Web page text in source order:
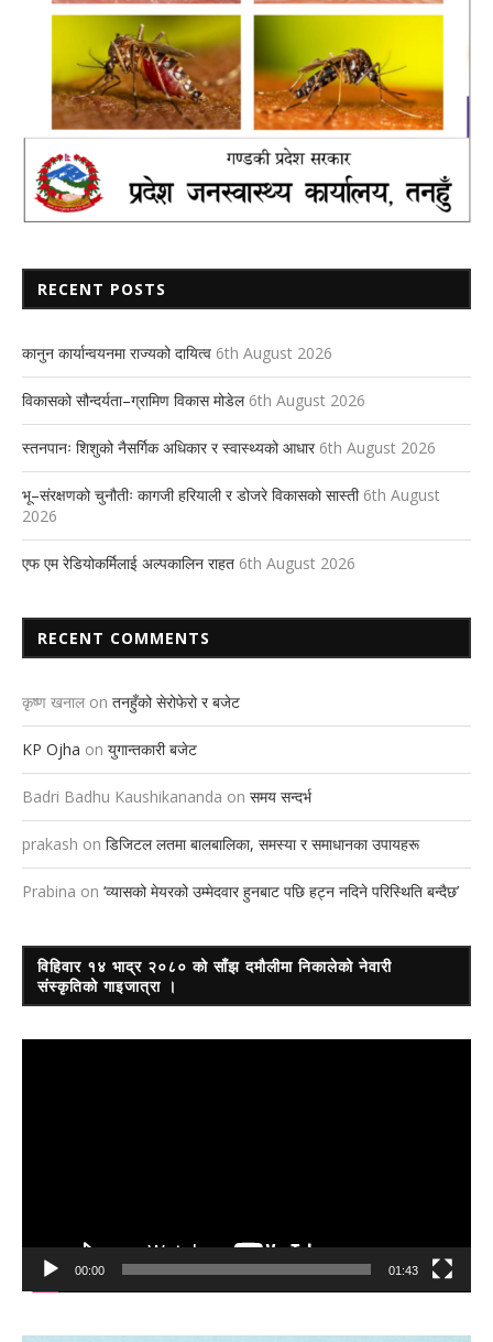
RECENT POSTS
कानुन कार्यान्वयनमा राज्यको दायित्व 6th August 2026
विकासको सौन्दर्यता–ग्रामिण विकास मोडेल 6th August 2026
स्तनपानः शिशुको नैसर्गिक अधिकार र स्वास्थ्यको आधार 6th August 2026
भू–संरक्षणको चुनौतीः कागजी हरियाली र डोजरे विकासको सास्ती 6th August
2026
एफ एम रेडियोकर्मिलाई अल्पकालिन राहत 6th August 2026
RECENT COMMENTS
कृष्ण खनाल on तनहुँको सेरोफेरो र बजेट
KP Ojha on युगान्तकारी बजेट
Badri Badhu Kaushikananda on समय सन्दर्भ
prakash on डिजिटल लतमा बालबालिका, समस्या र समाधानका उपायहरू
Prabina on ‘व्यासको मेयरको उम्मेदवार हुनबाट पछि हट्न नदिने परिस्थिति बन्दैछ’
विहिवार १४ भाद्र २०८० को साँझ दमौलीमा निकालेको नेवारी
संस्कृतिको गाइजात्रा ।
00:00 01:43